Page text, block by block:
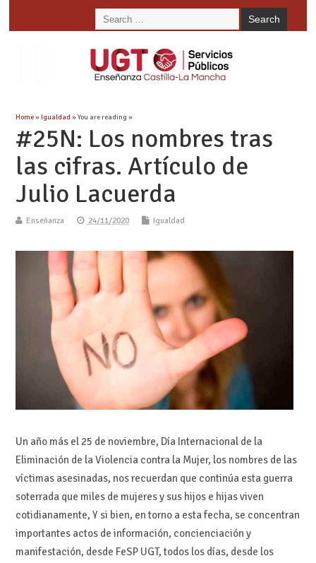
Home»Igualdad » You are reading »
#25N: Los nombres tras
las cifras. Artículo de
Julio Lacuerda
Enseñanza 24/11/2020 Igualdad
Un año más el 25 de noviembre, Día Internacional de la
Eliminación de la Violencia contra la Mujer, los nombres de las
víctimas asesinadas, nos recuerdan que continúa esta guerra
soterrada que miles de mujeres y sus hijos e hijas viven
cotidianamente, Y si bien, en torno a esta fecha, se concentran
importantes actos de información, concienciación y
manifestación, desde FeSP UGT, todos los días, desde los